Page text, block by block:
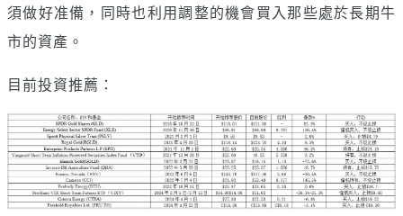
須做好准備，同時也利用調整的機會買入那些處於長期牛
市的資產。
目前投資推薦：